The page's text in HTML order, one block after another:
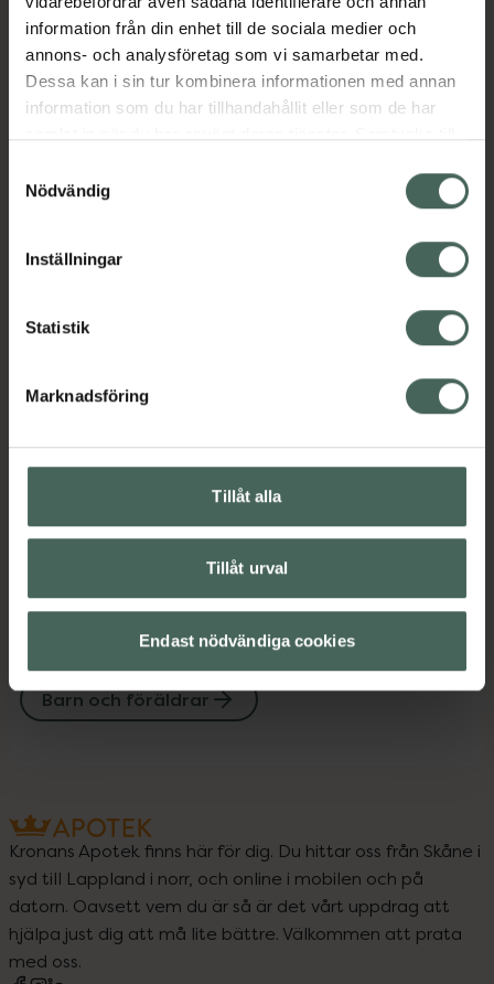
information från din enhet till de sociala medier och
annons- och analysföretag som vi samarbetar med.
Dessa kan i sin tur kombinera informationen med annan
information som du har tillhandahållit eller som de har
återkalla ditt samtycke via webbplatsens
cookieinställningar. Ett återkallat samtycke påverkar inte
lagligheten av behandling som skett innan återkallelsen.
Nödvändig
Inställningar
Statistik
Marknadsföring
Tillåt alla
Tillåt urval
Endast nödvändiga cookies
Ett Schampo helt utan parfym och
färgämnen i en lekfull Babblarna flaska med
pumpfunktion. 94% naturliga ingredienser och
har en mild formula för känslig hud som helt fri
EAN:07350075694868
Bad och dusch för barn Barn och föräldrar
Visa
Upptäck flera produkter inom
Bad och dusch för barn
Barn och föräldrar
Kronans Apotek finns här för dig. Du hittar oss från Skåne i
syd till Lappland i norr, och online i mobilen och på
datorn. Oavsett vem du är så är det vårt uppdrag att
hjälpa just dig att må lite bättre. Välkommen att prata
med oss.